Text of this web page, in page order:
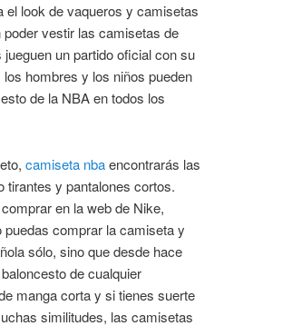
look de vaqueros y camisetas
vestir las camisetas de
un partido oficial con su
hombres y los niños pueden
de la NBA en todos los
camiseta nbaencontrarás las
y pantalones cortos.
en la web de Nike,
comprar la camiseta y
sólo, sino que desde hace
de cualquier
manga corta y si tienes suerte
similitudes, las camisetas